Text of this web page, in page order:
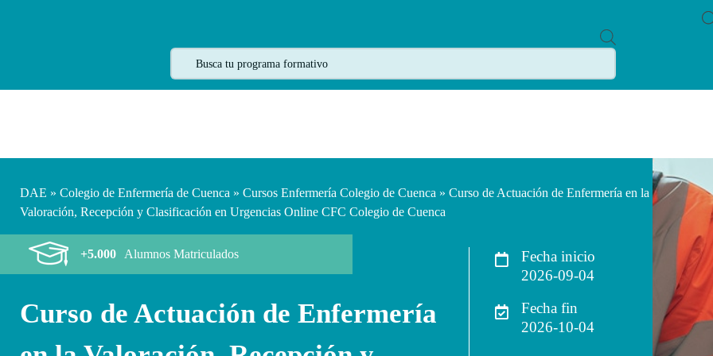
R
D
A
C
H
DAE » Colegio de Enfermería de Cuenca » Cursos Enfermería Colegio de Cuenca » Curso de Actuación de Enfermería en la
Valoración, Recepción y Clasificación en Urgencias Online CFC Colegio de Cuenca
+5.000 Alumnos Matriculados
Curso de Actuación de Enfermería
Fecha inicio
2026-09-04
Fecha fin
2026-10-04